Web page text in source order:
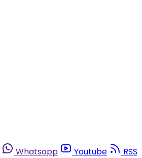
Whatsapp Youtube RSS